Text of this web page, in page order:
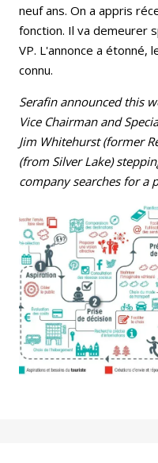
neuf ans. On a appris
fonction. Il va demeurer
VP. L'annonce a étonné,
connu.
Serafin announced this
Vice Chairman and
Jim Whitehurst (former
(from Silver Lake)
company searches for a